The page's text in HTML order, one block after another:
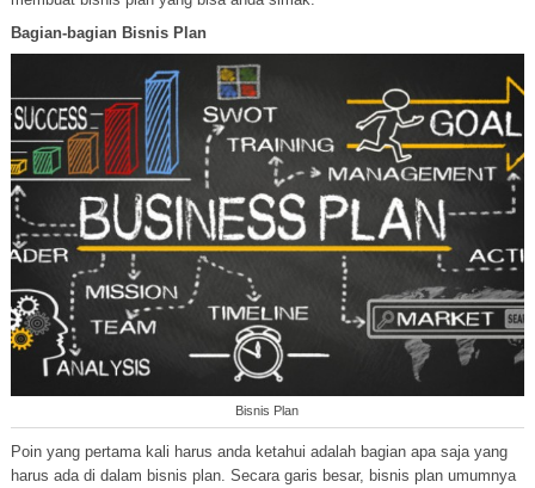
Bagian-bagian Bisnis Plan
Bisnis Plan
Poin yang pertama kali harus anda ketahui adalah bagian apa saja yang
harus ada di dalam bisnis plan. Secara garis besar, bisnis plan umumnya